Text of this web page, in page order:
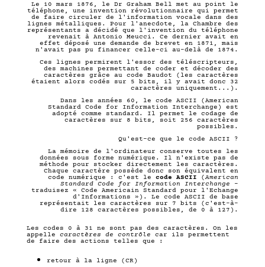
Le 10 mars 1876, le Dr Graham Bell met au point le
téléphone, une invention révolutionnaire qui permet
de faire circuler de l'information vocale dans des
lignes métalliques. Pour l'anecdote, la Chambre des
représentants a décidé que l'invention du téléphone
revenait à Antonio Meucci. Ce dernier avait en
effet déposé une demande de brevet en 1871, mais
n'avait pas pu financer celle-ci au-delà de 1874.
Ces lignes permirent l'essor des téléscripteurs,
des machines permettant de coder et décoder des
caractères grâce au code Baudot (les caractères
étaient alors codés sur 5 bits, il y avait donc 32
caractères uniquement...).
Dans les années 60, le code ASCII (American
Standard Code for Information Interchange) est
adopté comme standard. Il permet le codage de
caractères sur 8 bits, soit 256 caractères
possibles.
Qu'est-ce que le code ASCII ?
La mémoire de l'ordinateur conserve toutes les
données sous forme
numérique . Il n'existe pas de
méthode pour stocker directement les caractères.
Chaque caractère possède donc son équivalent en
code numérique : c'est le
code ASCII (American
Standard Code for Information Interchange
-
traduisez « Code Americain Standard pour l'Echange
d'Informations »). Le code ASCII de base
représentait les caractères sur 7 bits (c'est-à-
dire 128 caractères possibles, de 0 à 127).
Les codes 0 à 31 ne sont pas des caractères. On les
appelle
caractères de contrôle
car ils permettent
de faire des actions telles que :
retour à la ligne (CR)